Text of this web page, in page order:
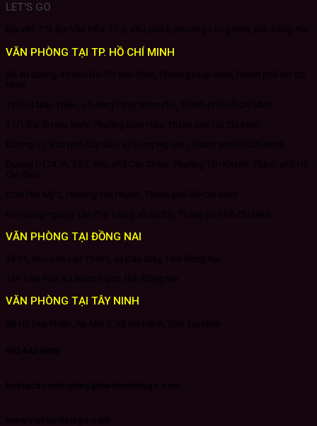
LET'S GO
VĂN PHÒNG TẠI TP. HỒ CHÍ MINH
VĂN PHÒNG TẠI ĐỒNG NAI
VĂN PHÒNG TẠI TÂY NINH